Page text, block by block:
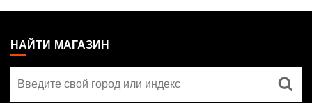
THE
GATHERING
FOOTER
НАЙТИ МАГАЗИН
магазин